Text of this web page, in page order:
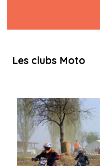
Les clubs Moto